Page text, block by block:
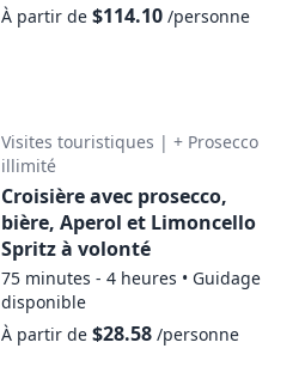
À partir de $114.10/personne
Visites touristiques | + Prosecco
illimité
Croisière avec prosecco,
bière, Aperol et Limoncello
Spritz à volonté
75 minutes - 4 heures • Guidage
disponible
À partir de $28.58/personne